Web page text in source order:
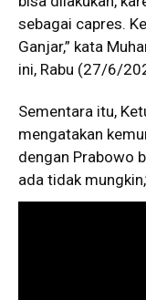
sebagai capres.
Ganjar,” kata
ini, Rabu (27/6/
Sementara itu,
mengatakan
dengan Prabowo
ada tidak